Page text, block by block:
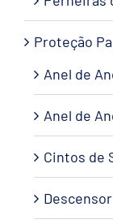
Proteção
Anel de
Anel de
Cintos de